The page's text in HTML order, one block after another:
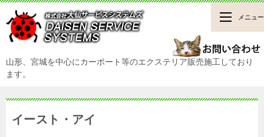
山形、宮城を中心にカーポート等のエクステリア販売施工しており
ます。
メニュー
イースト・アイ